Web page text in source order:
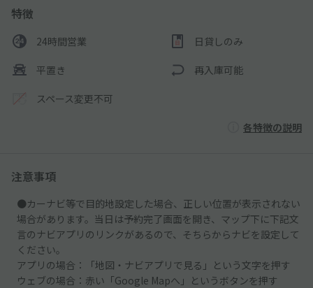
特徴
24時間営業 日貸しのみ
平置き 再入庫可能
スペース変更不可
各特徴の説明
注意事項
●カーナビ等で目的地設定した場合、正しい位置が表示されない
場合があります。当日は予約完了画面を開き、マップ下に下記文
言のナビアプリのリンクがあるので、そちらからナビを設定して
ください。
アプリの場合：「地図・ナビアプリで見る」という文字を押す
ウェブの場合：赤い「Google Mapへ」というボタンを押す